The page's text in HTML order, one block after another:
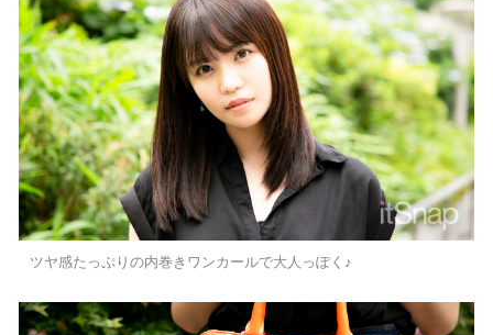
ツヤ感たっぷりの内巻きワンカールで大人っぽく♪